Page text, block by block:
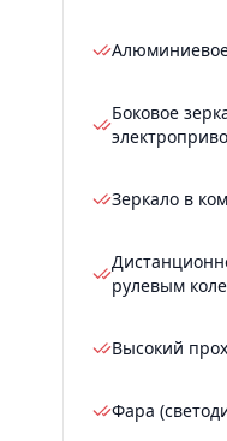
Боковое
Зеркало в
рулевым
Высокий
Фара